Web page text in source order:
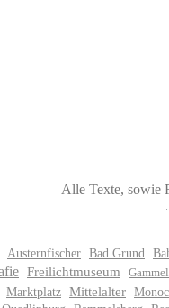
Alle Texte, sowie
Austernfischer Bad Grund
Freilichtmuseum Gammel
Marktplatz Mittelalter